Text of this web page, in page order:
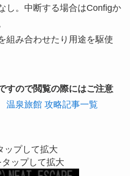
し。中断する場合はConfigか
組み合わせたり用途を駆使
すので閲覧の際にはご注意
泉旅館 攻略記事一覧
ップして拡大
ップして拡大